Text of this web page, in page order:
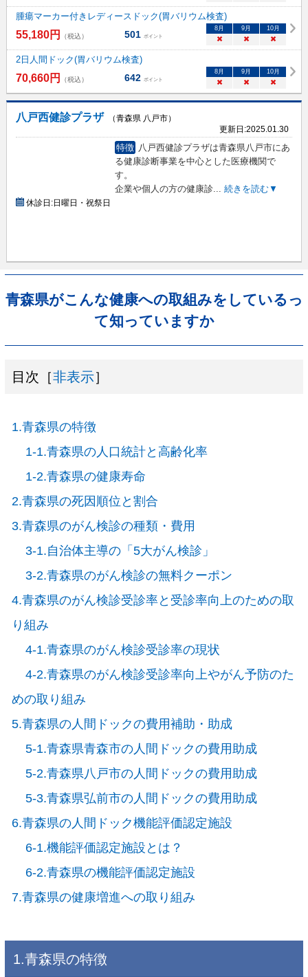
腫瘍マーカー付きレディースドック(胃バリウム検査)
55,180円 （税込） 501 ポイント
8月 9月 10月
× × ×
2日人間ドック(胃バリウム検査)
70,660円 （税込） 642 ポイント
8月 9月 10月
× × ×
八戸西健診プラザ
（青森県 八戸市）
更新日:2025.01.30
特徴 八戸西健診プラザは青森県八戸市にあ
る健康診断事業を中心とした医療機関で
す。
企業や個人の方の健康診... 続きを読む▼
休診日:日曜日・祝祭日
青森県がこんな健康への取組みをしているっ
て知っていますか
目次［非表示］
1.青森県の特徴
1-1.青森県の人口統計と高齢化率
1-2.青森県の健康寿命
2.青森県の死因順位と割合
3.青森県のがん検診の種類・費用
3-1.自治体主導の「5大がん検診」
3-2.青森県のがん検診の無料クーポン
4.青森県のがん検診受診率と受診率向上のための取
り組み
4-1.青森県のがん検診受診率の現状
4-2.青森県のがん検診受診率向上やがん予防のた
めの取り組み
5.青森県の人間ドックの費用補助・助成
5-1.青森県青森市の人間ドックの費用助成
5-2.青森県八戸市の人間ドックの費用助成
5-3.青森県弘前市の人間ドックの費用助成
6.青森県の人間ドック機能評価認定施設
6-1.機能評価認定施設とは？
6-2.青森県の機能評価認定施設
7.青森県の健康増進への取り組み
1.青森県の特徴